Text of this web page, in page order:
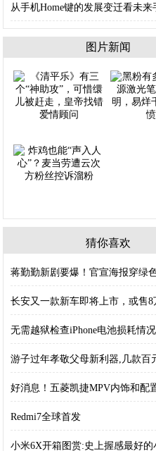
从手机Home键的发展变迁看未来
图片新闻
猜你喜欢
蒋勤勤新剧要爆！官宣海报穿绿
长安又一款新车即将上市，或售
无需越狱检查iPhone电池损耗情况
游子过年孝敬父母新利器,几款百
好消息！五菱凯捷MPV内饰和配
Redmi7全球首发
小米6X开箱图赏:史上握感最好的